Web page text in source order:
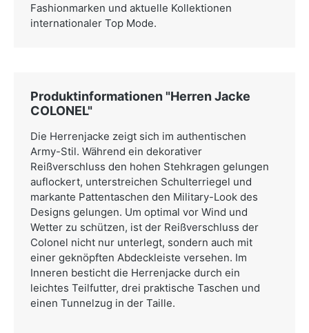
Fashionmarken und aktuelle Kollektionen
internationaler Top Mode.
Produktinformationen "Herren Jacke
COLONEL"
Die Herrenjacke zeigt sich im authentischen
Army-Stil. Während ein dekorativer
Reißverschluss den hohen Stehkragen gelungen
auflockert, unterstreichen Schulterriegel und
markante Pattentaschen den Military-Look des
Designs gelungen. Um optimal vor Wind und
Wetter zu schützen, ist der Reißverschluss der
Colonel nicht nur unterlegt, sondern auch mit
einer geknöpften Abdeckleiste versehen. Im
Inneren besticht die Herrenjacke durch ein
leichtes Teilfutter, drei praktische Taschen und
einen Tunnelzug in der Taille.